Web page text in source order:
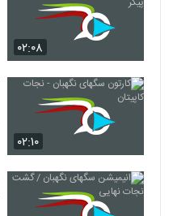
۰۲:۰۸
۰۲:۱۰